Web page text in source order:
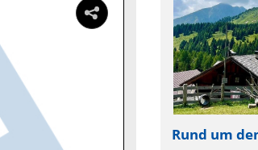
Rund um